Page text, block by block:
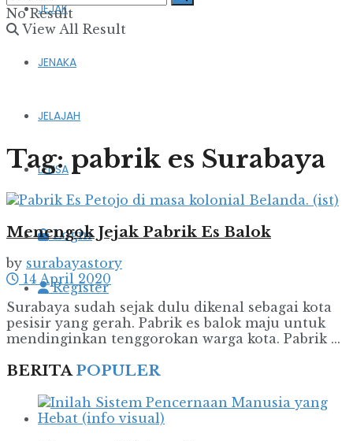
JEJAK
JENAKA
JELAJAH
LENSA
Login
Register
No Result
View All Result
Tag:pabrik es Surabaya
Menengok Jejak Pabrik Es Balok
by surabayastory
14 April 2020
Surabaya sudah sejak dulu dikenal sebagai kota
pesisir yang gerah. Pabrik es balok maju untuk
mendinginkan tenggorokan warga kota. Pabrik ...
BERITAPOPULER